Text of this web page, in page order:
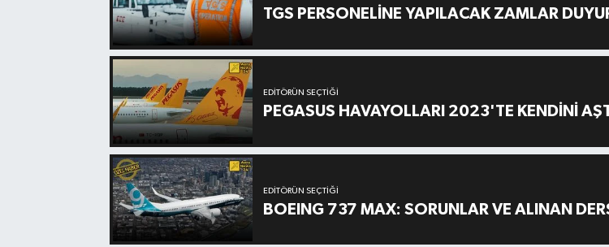
TGS PERSONELİNE YAPILACAK ZAMLAR
EDITÖRÜN SEÇTIĞI
PEGASUS HAVAYOLLARI 2023'TE KENDİNİ
EDITÖRÜN SEÇTIĞI
BOEING 737 MAX: SORUNLAR VE ALINAN